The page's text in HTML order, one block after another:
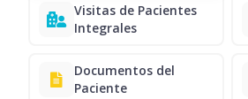
Visitas de Pacientes
Integrales
Documentos del
Paciente